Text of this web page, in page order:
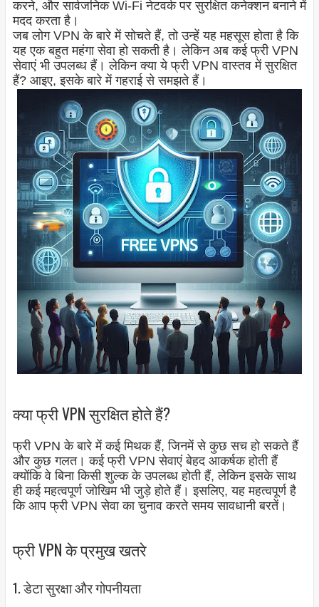
करने, और सार्वजनिक Wi-Fi नेटवर्क पर सुरक्षित कनेक्शन बनाने में
मदद करता है।
जब लोग VPN के बारे में सोचते हैं, तो उन्हें यह महसूस होता है कि
यह एक बहुत महंगा सेवा हो सकती है। लेकिन अब कई फ्री VPN
सेवाएं भी उपलब्ध हैं। लेकिन क्या ये फ्री VPN वास्तव में सुरक्षित
हैं? आइए, इसके बारे में गहराई से समझते हैं।
क्या फ्री VPN सुरक्षित होते हैं?
फ्री VPN के बारे में कई मिथक हैं, जिनमें से कुछ सच हो सकते हैं
और कुछ गलत। कई फ्री VPN सेवाएं बेहद आकर्षक होती हैं
क्योंकि वे बिना किसी शुल्क के उपलब्ध होती हैं, लेकिन इसके साथ
ही कई महत्वपूर्ण जोखिम भी जुड़े होते हैं। इसलिए, यह महत्वपूर्ण है
कि आप फ्री VPN सेवा का चुनाव करते समय सावधानी बरतें।
फ्री VPN के प्रमुख खतरे
1. डेटा सुरक्षा और गोपनीयता